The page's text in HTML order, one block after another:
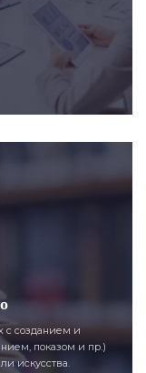
с созданием и
показом и пр.)
искусства.